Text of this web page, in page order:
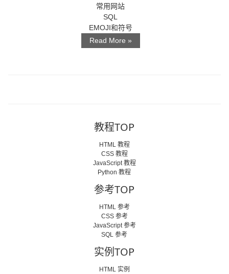
常用网站
SQL
EMOJI和符号
Read More »
教程TOP
HTML 教程
CSS 教程
JavaScript 教程
Python 教程
参考TOP
HTML 参考
CSS 参考
JavaScript 参考
SQL 参考
实例TOP
HTML 实例